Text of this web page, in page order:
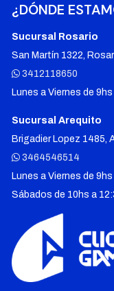
¿DÓNDE
Sucursal Rosario
San Martín 1322,
3412118650
Lunes a Viernes de
Sucursal Arequito
Brigadier Lopez 1485,
3464546514
Lunes a Viernes de
Sábados de 10hs a